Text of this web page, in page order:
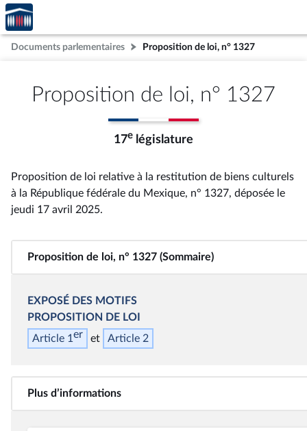
Aller au contenu
Aller en bas de la page
Accèder
à la
page
d'accueil
Documents parlementaires Proposition de loi, n° 1327
Proposition de loi, n° 1327
17e législature
Proposition de loi relative à la restitution de biens culturels
à la République fédérale du Mexique, n° 1327, déposée le
jeudi 17 avril 2025.
Proposition de loi, n° 1327 (Sommaire)
EXPOSÉ DES MOTIFS
PROPOSITION DE LOI
Article 1er Article 2
Plus d’informations